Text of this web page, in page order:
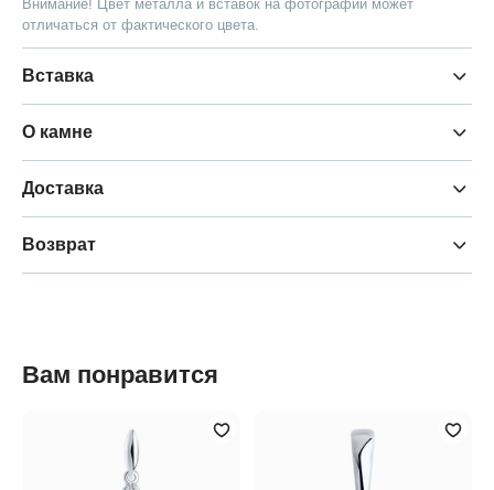
Внимание! Цвет металла и вставок на фотографии может
отличаться от фактического цвета.
Вставка
О камне
Доставка
Возврат
Вам понравится